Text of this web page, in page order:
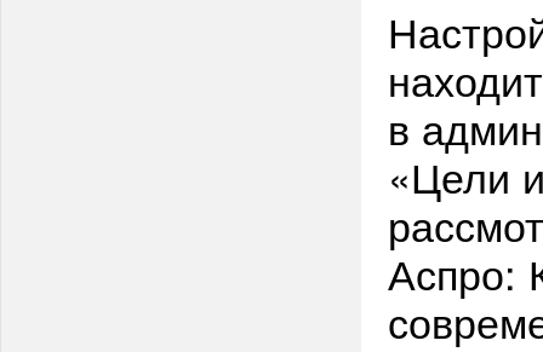
в
«Цели
Аспро: